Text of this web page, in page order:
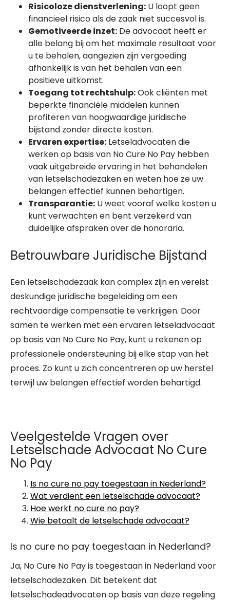
Risicoloze dienstverlening: U loopt geen
financieel risico als de zaak niet succesvol is.
Gemotiveerde inzet: De advocaat heeft er
alle belang bij om het maximale resultaat voor
u te behalen, aangezien zijn vergoeding
afhankelijk is van het behalen van een
positieve uitkomst.
Toegang tot rechtshulp:Ook cliënten met
beperkte financiële middelen kunnen
profiteren van hoogwaardige juridische
bijstand zonder directe kosten.
Ervaren expertise: Letseladvocaten die
werken op basis van No Cure No Pay hebben
vaak uitgebreide ervaring in het behandelen
van letselschadezaken en weten hoe ze uw
belangen effectief kunnen behartigen.
Transparantie: U weet vooraf welke kosten u
kunt verwachten en bent verzekerd van
duidelijke afspraken over de honoraria.
Betrouwbare Juridische Bijstand
Een letselschadezaak kan complex zijn en vereist
deskundige juridische begeleiding om een
rechtvaardige compensatie te verkrijgen. Door
samen te werken met een ervaren letseladvocaat
op basis van No Cure No Pay, kunt u rekenen op
professionele ondersteuning bij elke stap van het
proces. Zo kunt u zich concentreren op uw herstel
terwijl uw belangen effectief worden behartigd.
Veelgestelde Vragen over
Letselschade Advocaat No Cure
No Pay
Is no cure no pay toegestaan in Nederland?
Wat verdient een letselschade advocaat?
Hoe werkt no cure no pay?
Wie betaalt de letselschade advocaat?
Is no cure no pay toegestaan in Nederland?
Ja, No Cure No Pay is toegestaan in Nederland voor
letselschadezaken. Dit betekent dat
letselschadeadvocaten op basis van deze regeling